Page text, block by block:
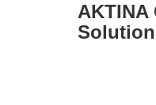
AKTINA
Solutions